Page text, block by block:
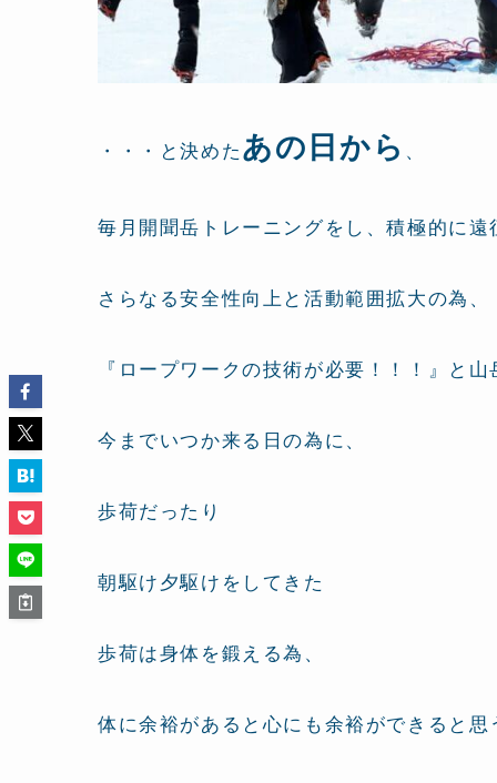
・・・と決めた あの日から 、
毎月開聞岳トレーニングをし、積極的に遠
さらなる安全性向上と活動範囲拡大の為、
『ロープワークの技術が必要！！！』と
今までいつか来る日の為に、
歩荷だったり
朝駆け夕駆けをしてきた
歩荷は身体を鍛える為、
体に余裕があると心にも余裕ができると思